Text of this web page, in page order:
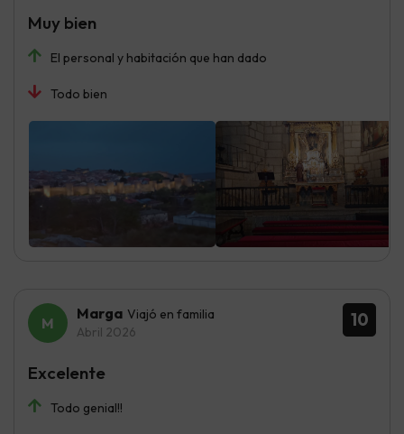
El personal y habitación que han dado
Todo bien
Muy bien
10
Marga Viajó en familia
Abril 2026
Todo genial!!
Excelente